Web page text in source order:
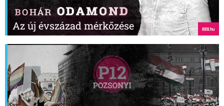
Az új évszázad mérkőzése